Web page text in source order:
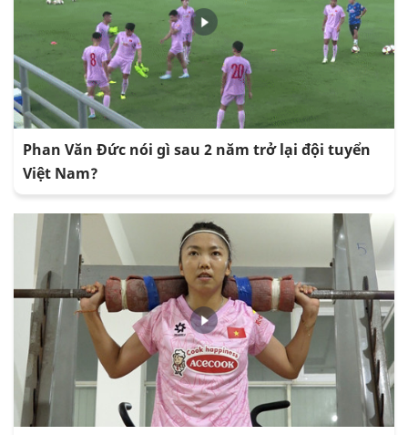
Phan Văn Đức nói gì sau 2 năm trở lại đội tuyển
Việt Nam?